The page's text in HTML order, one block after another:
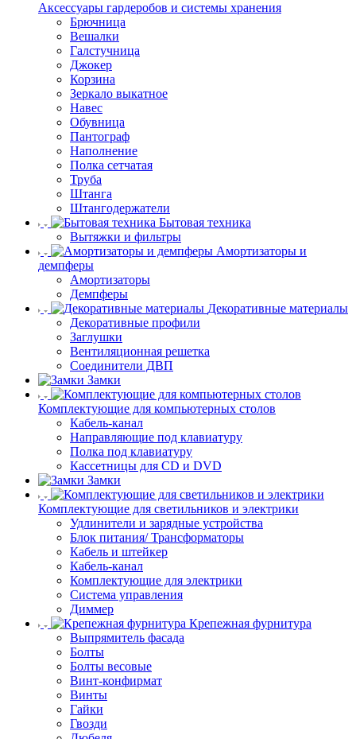
Аксессуары гардеробов и системы хранения
Брючница
Вешалки
Галстучница
Джокер
Корзина
Зеркало выкатное
Навес
Обувница
Пантограф
Наполнение
Полка сетчатая
Труба
Штанга
Штангодержатели
Бытовая техника
Вытяжки и фильтры
Амортизаторы и
демпферы
Амортизаторы
Демпферы
Декоративные материалы
Декоративные профили
Заглушки
Вентиляционная решетка
Соединители ДВП
Замки
Комплектующие для компьютерных столов
Кабель-канал
Направляющие под клавиатуру
Полка под клавиатуру
Кассетницы для CD и DVD
Замки
Комплектующие для светильников и электрики
Удлинители и зарядные устройства
Блок питания/ Трансформаторы
Кабель и штейкер
Кабель-канал
Комплектующие для электрики
Система управления
Диммер
Крепежная фурнитура
Выпрямитель фасада
Болты
Болты весовые
Винт-конфирмат
Винты
Гайки
Гвозди